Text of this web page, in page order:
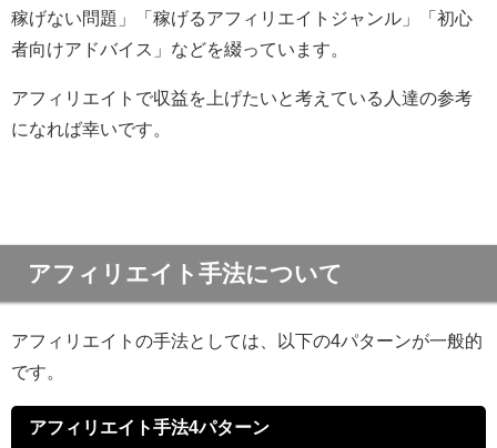
稼げない問題」「稼げるアフィリエイトジャンル」「初心
者向けアドバイス」などを綴っています。
アフィリエイトで収益を上げたいと考えている人達の参考
になれば幸いです。
アフィリエイト手法について
アフィリエイトの手法としては、以下の4パターンが一般的
です。
アフィリエイト手法4パターン